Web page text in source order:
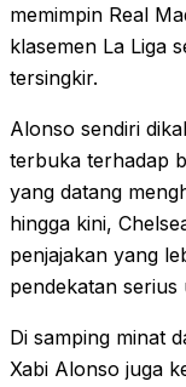
memimpin Real
klasemen La Liga
tersingkir.
Alonso sendiri
terbuka terhadap
yang datang
hingga kini,
penjajakan yang
pendekatan
Di samping minat
Xabi Alonso juga